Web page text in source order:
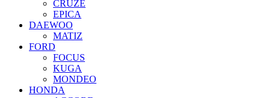
CRUZE
EPICA
DAEWOO
MATIZ
FORD
FOCUS
KUGA
MONDEO
HONDA